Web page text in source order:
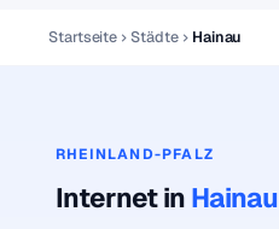
Startseite Städte Hainau
RHEINLAND-PFALZ
Internet in Hainau